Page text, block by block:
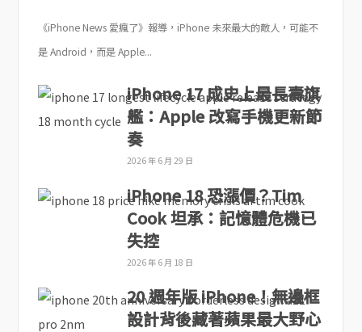
《iPhone News 愛瘋了》報導，iPhone 未來最大的敵人，可能不
是 Android，而是 Apple...
iPhone 17 成史上最長壽旗
艦：Apple 改寫手機更新節
奏
2026 年 6 月 29 日
iPhone 18 恐漲價？Tim
Cook 坦承：記憶體危機已
失控
2026 年 6 月 18 日
20 週年版 iPhone！無邊框
設計背後藏著蘋果最大野心